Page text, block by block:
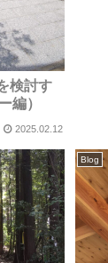
検討す
編）
2025.02.12
Blog